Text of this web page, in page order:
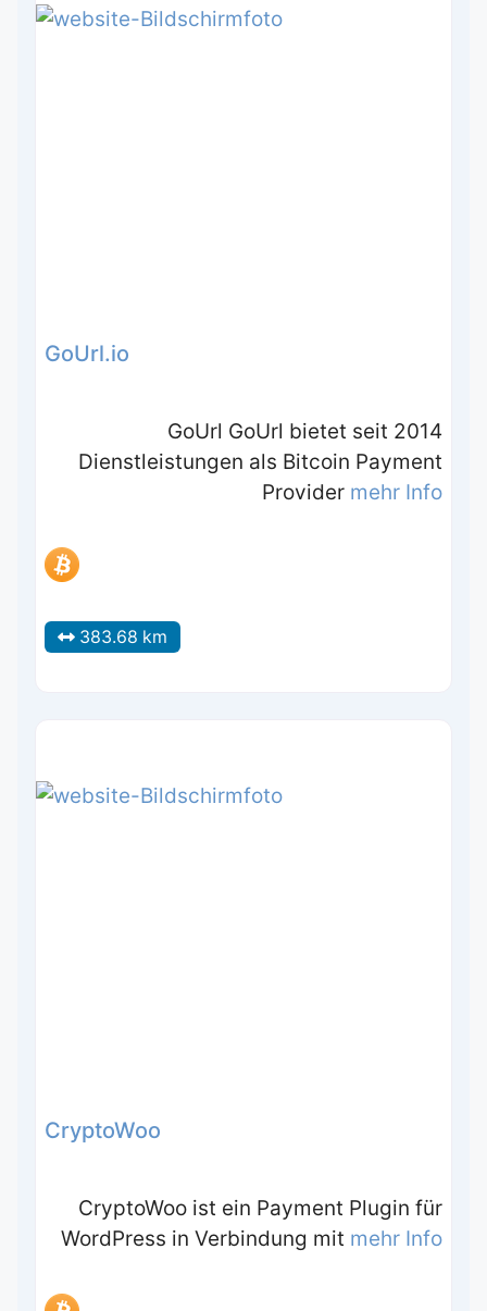
GoUrl.io
GoUrl GoUrl bietet seit 2014
Dienstleistungen als Bitcoin Payment
Provider mehr Info
383.68 km
CryptoWoo
CryptoWoo ist ein Payment Plugin für
WordPress in Verbindung mit mehr Info